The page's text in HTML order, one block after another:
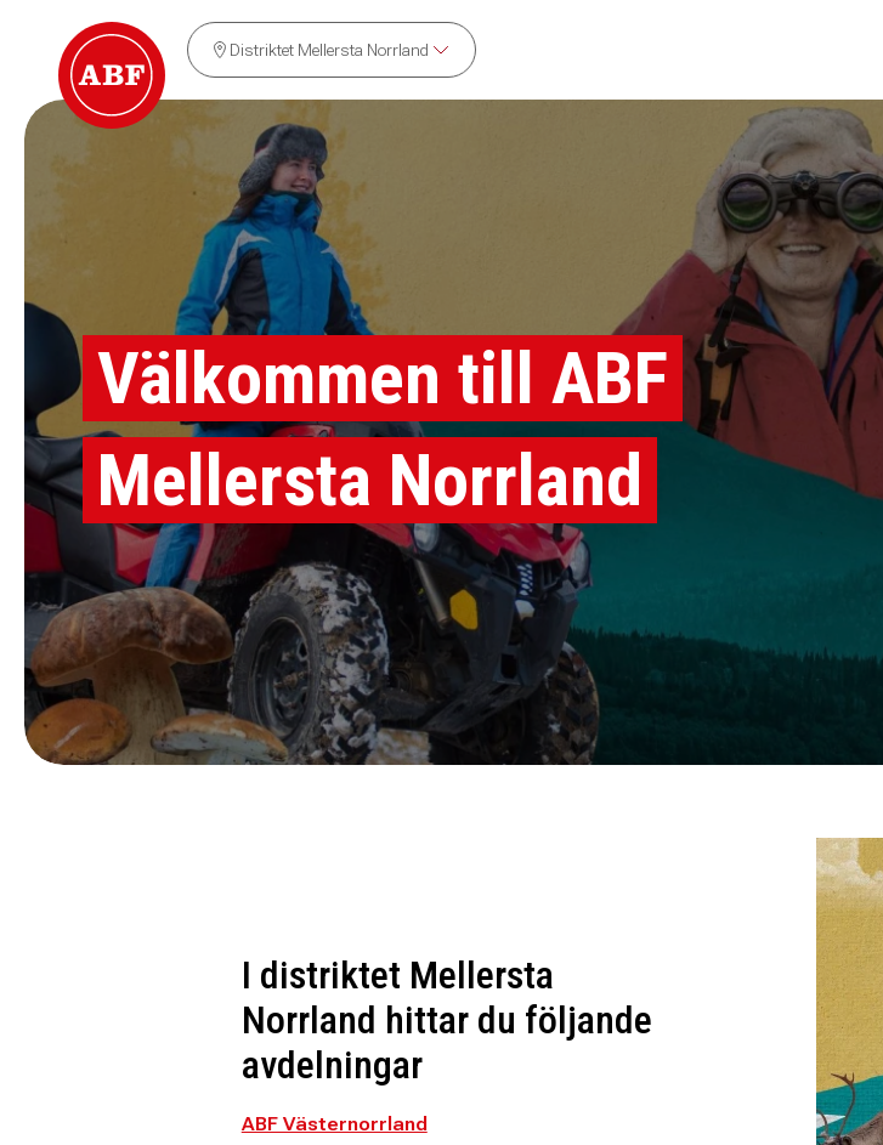
Distriktet Mellersta Norrland
Välkommen till ABF
Mellersta Norrland
I distriktet Mellersta
Norrland hittar du följande
avdelningar
ABF Västernorrland